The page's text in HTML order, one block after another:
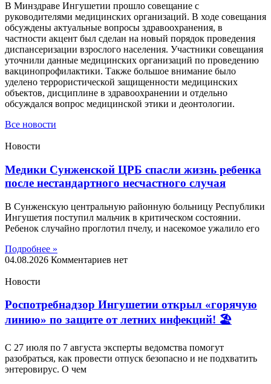
В Минздраве Ингушетии прошло совещание с
руководителями медицинских организаций. В ходе совещания
обсуждены актуальные вопросы здравоохранения, в
частности акцент был сделан на новый порядок проведения
диспансеризации взрослого населения. Участники совещания
уточнили данные медицинских организаций по проведению
вакцинопрофилактики. Также большое внимание было
уделено террористической защищенности медицинских
объектов, дисциплине в здравоохранении и отдельно
обсуждался вопрос медицинской этики и деонтологии.
Все новости
Новости
Медики Сунженской ЦРБ спасли жизнь ребенка
после нестандартного несчастного случая
В Сунженскую центральную районную больницу Республики
Ингушетия поступил мальчик в критическом состоянии.
Ребенок случайно проглотил пчелу, и насекомое ужалило его
Подробнее »
04.08.2026 Комментариев нет
Новости
Роспотребнадзор Ингушетии открыл «горячую
линию» по защите от летних инфекций! 🏖
С 27 июля по 7 августа эксперты ведомства помогут
разобраться, как провести отпуск безопасно и не подхватить
энтеровирус. О чем